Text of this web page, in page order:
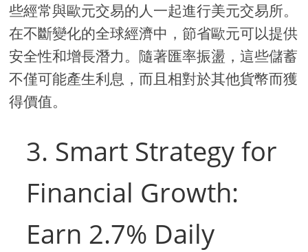
些經常與歐元交易的人一起進行美元交易所。
在不斷變化的全球經濟中，節省歐元可以提供
安全性和增長潛力。隨著匯率振盪，這些儲蓄
不僅可能產生利息，而且相對於其他貨幣而獲
得價值。
3. Smart Strategy for
Financial Growth:
Earn 2.7% Daily